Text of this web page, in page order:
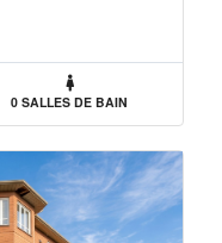
0 SALLES DE BAIN